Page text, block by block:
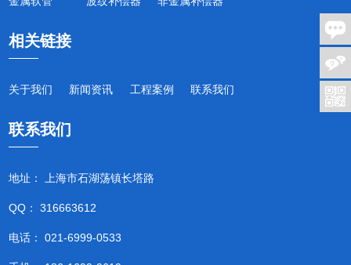
相关链接
关于我们 新闻资讯 工程案例 联系我们
联系我们
地址： 上海市石湖荡镇长塔路
QQ： 316663612
电话： 021-6999-0533